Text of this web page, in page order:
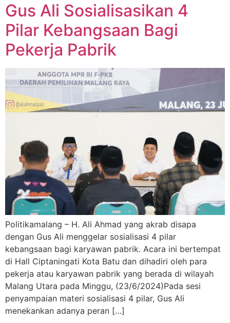
Gus Ali Sosialisasikan 4
Pilar Kebangsaan Bagi
Pekerja Pabrik
Politikamalang – H. Ali Ahmad yang akrab disapa
dengan Gus Ali menggelar sosialisasi 4 pilar
kebangsaan bagi karyawan pabrik. Acara ini bertempat
di Hall Ciptaningati Kota Batu dan dihadiri oleh para
pekerja atau karyawan pabrik yang berada di wilayah
Malang Utara pada Minggu, (23/6/2024)Pada sesi
penyampaian materi sosialisasi 4 pilar, Gus Ali
menekankan adanya peran […]